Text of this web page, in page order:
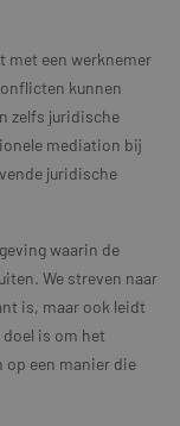
met een werknemer
kunnen
zelfs juridische
mediation bij
juridische
waarin de
We streven naar
is, maar ook leidt
doel is om het
een manier die